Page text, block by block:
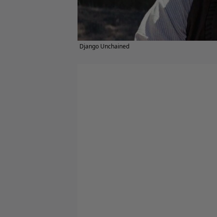
Django Unchained